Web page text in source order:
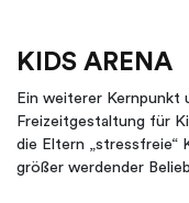
KIDS ARENA
Ein weiterer
Freizeitgestaltung für
die Eltern „stressfreie“
größer werdender